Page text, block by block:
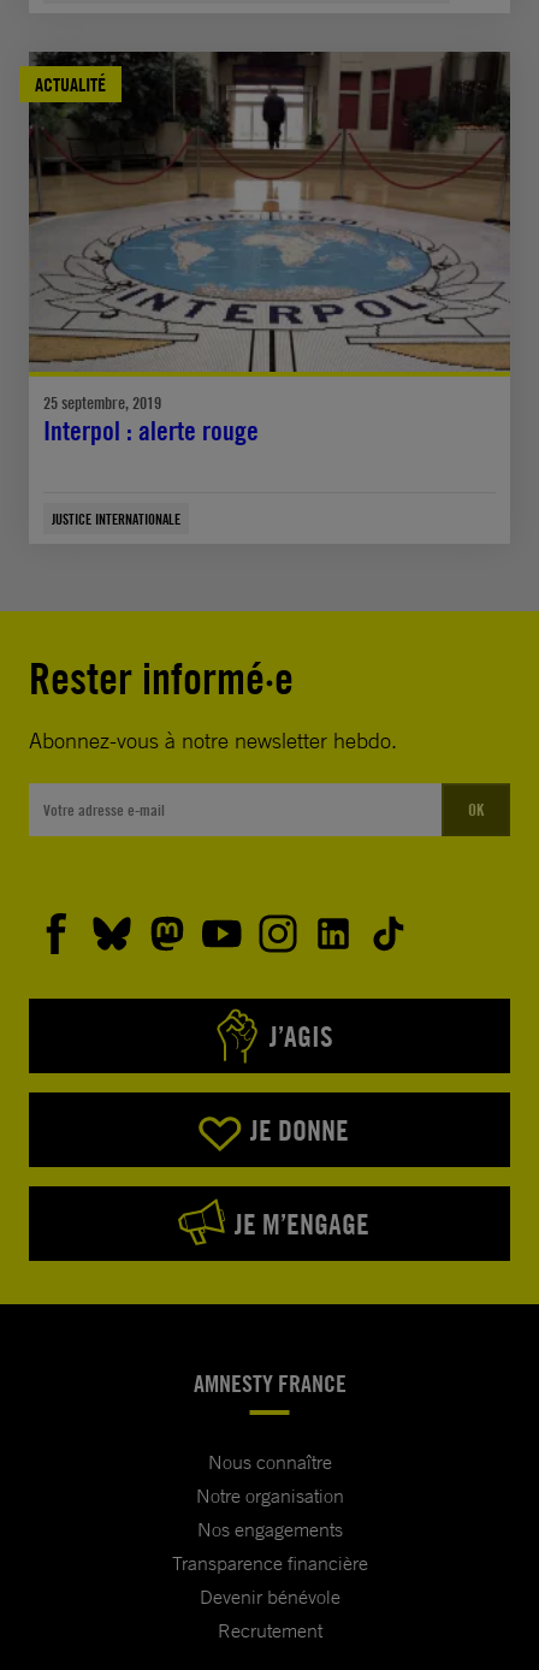
ACTUALITÉ
25 septembre, 2019
Interpol : alerte rouge
JUSTICE INTERNATIONALE
Rester informé·e
Abonnez-vous à notre newsletter hebdo.
OK
J’AGIS
JE DONNE
JE M’ENGAGE
AMNESTY FRANCE
Nous connaître
Notre organisation
Nos engagements
Transparence financière
Devenir bénévole
Recrutement